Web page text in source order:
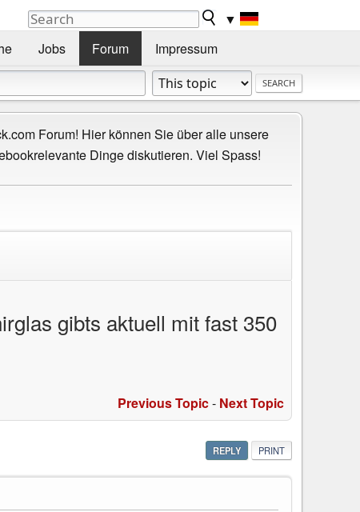
▼
Jobs Forum Impressum
Forum! Hier können Sie über alle unsere
Dinge diskutieren. Viel Spass!
gibts aktuell mit fast 350
Previous Topic- Next Topic
REPLY PRINT